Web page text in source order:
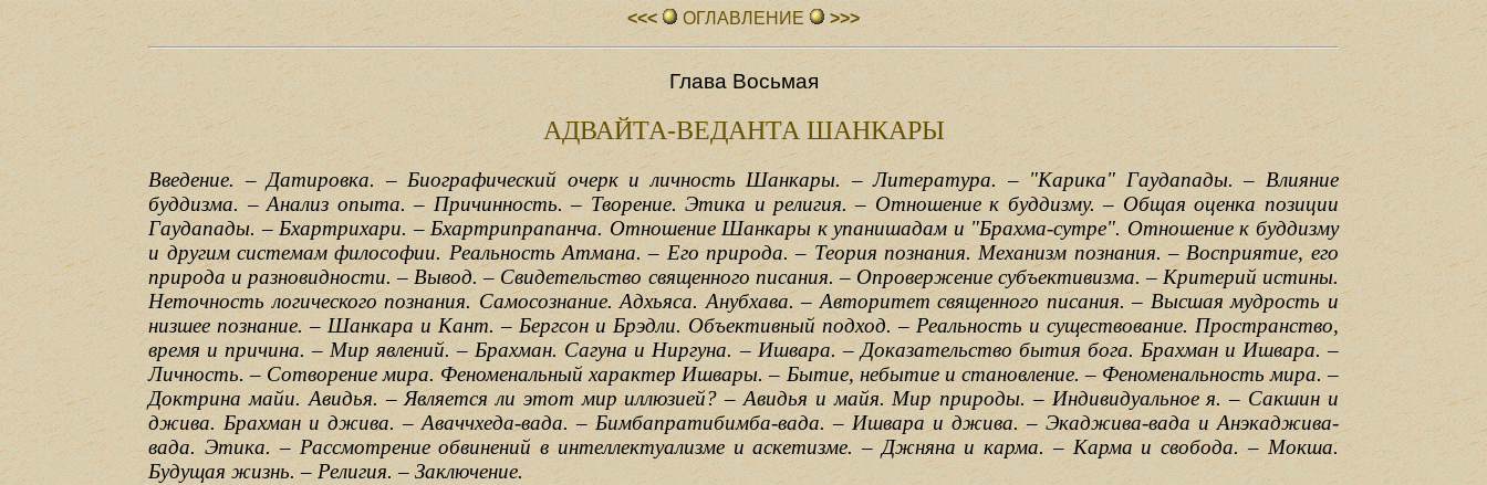
<<< ОГЛАВЛЕHИЕ >>>
Глава Восьмая
АДВАЙТА-ВЕДАНТА ШАНКАРЫ
Введение. – Датировка. – Биографический очерк и личность Шанкары. – Литература. – "Карика" Гаудапады. – Влияние
буддизма. – Анализ опыта. – Причинность. – Творение. Этика и религия. – Отношение к буддизму. – Общая оценка позиции
Гаудапады. – Бхартрихари. – Бхартрипрапанча. Отношение Шанкары к упанишадам и "Брахма-сутре". Отношение к буддизму
и другим системам философии. Реальность Атмана. – Его природа. – Теория познания. Механизм познания. – Восприятие, его
природа и разновидности. – Вывод. – Свидетельство священного писания. – Опровержение субъективизма. – Критерий истины.
Неточность логического познания. Самосознание. Адхьяса. Анубхава. – Авторитет священного писания. – Высшая мудрость и
низшее познание. – Шанкара и Кант. – Бергсон и Брэдли. Объективный подход. – Реальность и существование. Пространство,
время и причина. – Мир явлений. – Брахман. Сагуна и Ниргуна. – Ишвара. – Доказательство бытия бога. Брахман и Ишвара. –
Личность. – Сотворение мира. Феноменальный характер Ишвары. – Бытие, небытие и становление. – Феноменальность мира. –
Доктрина майи. Авидья. – Является ли этот мир иллюзией? – Авидья и майя. Мир природы. – Индивидуальное я. – Сакшин и
джива. Брахман и джива. – Аваччхеда-вада. – Бимбапратибимба-вада. – Ишвара и джива. – Экаджива-вада и Анэкаджива-
вада. Этика. – Рассмотрение обвинений в интеллектуализме и аскетизме. – Джняна и карма. – Карма и свобода. – Мокша.
Будущая жизнь. – Религия. – Заключение.